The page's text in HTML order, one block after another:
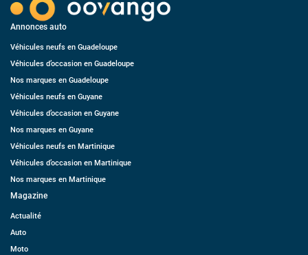
Annonces auto
Véhicules neufs en Guadeloupe
Véhicules d’occasion en Guadeloupe
Nos marques en Guadeloupe
Véhicules neufs en Guyane
Véhicules d’occasion en Guyane
Nos marques en Guyane
Véhicules neufs en Martinique
Véhicules d’occasion en Martinique
Nos marques en Martinique
Magazine
Actualité
Auto
Moto